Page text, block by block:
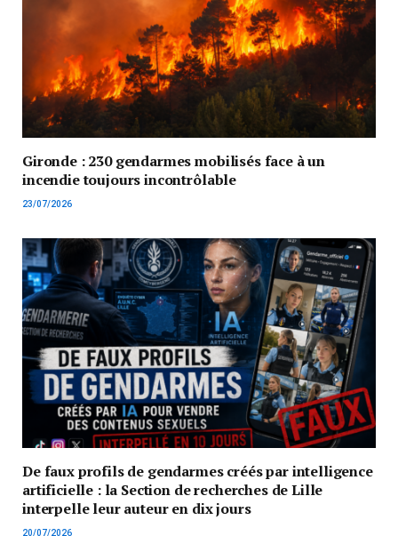
Gironde : 230 gendarmes mobilisés face à un
incendie toujours incontrôlable
23/07/2026
De faux profils de gendarmes créés par intelligence
artificielle : la Section de recherches de Lille
interpelle leur auteur en dix jours
20/07/2026